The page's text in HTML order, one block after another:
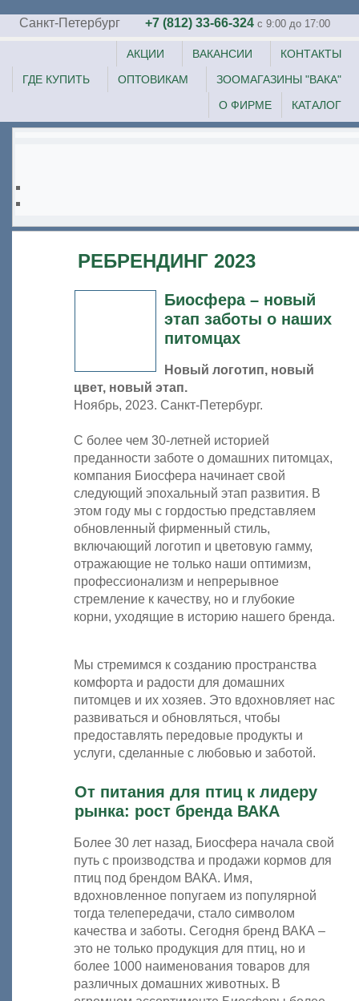
Санкт-Петербург +7 (812) 33-66-324 c 9:00 до 17:00
КОНТАКТЫ
ВАКАНСИИ
АКЦИИ
ЗООМАГАЗИНЫ "ВАКА"
ОПТОВИКАМ
ГДЕ КУПИТЬ
КАТАЛОГ
О ФИРМЕ
РЕБРЕНДИНГ 2023
Биосфера – новый
этап заботы о наших
питомцах
Новый логотип, новый
цвет, новый этап.
Ноябрь, 2023. Санкт-Петербург.
С более чем 30-летней историей
преданности заботе о домашних питомцах,
компания Биосфера начинает свой
следующий эпохальный этап развития. В
этом году мы с гордостью представляем
обновленный фирменный стиль,
включающий логотип и цветовую гамму,
отражающие не только наши оптимизм,
профессионализм и непрерывное
стремление к качеству, но и глубокие
корни, уходящие в историю нашего бренда.
Мы стремимся к созданию пространства
комфорта и радости для домашних
питомцев и их хозяев. Это вдохновляет нас
развиваться и обновляться, чтобы
предоставлять передовые продукты и
услуги, сделанные с любовью и заботой.
От питания для птиц к лидеру
рынка: рост бренда ВАКА
Более 30 лет назад, Биосфера начала свой
путь с производства и продажи кормов для
птиц под брендом ВАКА. Имя,
вдохновленное попугаем из популярной
тогда телепередачи, стало символом
качества и заботы. Сегодня бренд ВАКА –
это не только продукция для птиц, но и
более 1000 наименования товаров для
различных домашних животных. В